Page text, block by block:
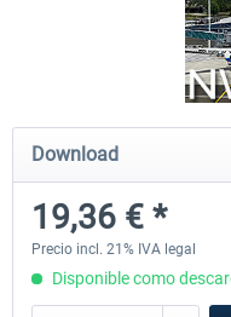
Tahiti & Society Islands
Download
19,36 € *
Precio incl. 21% IVA legal
Disponible como